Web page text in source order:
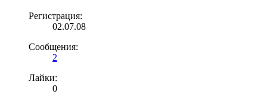
Регистрация:
02.07.08
Сообщения:
2
Лайки:
0